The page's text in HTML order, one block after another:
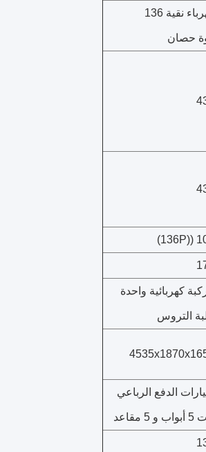
نقية 136
حصان
100
كهربائية واحدة
التروس
الدفع الرباعي
5 مقاعد